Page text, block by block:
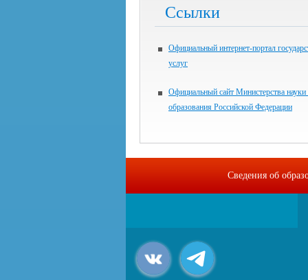
Ссылки
Официальный интернет-портал
услуг
Официальный сайт Министерства
образования Российской Федерации
Сведения об